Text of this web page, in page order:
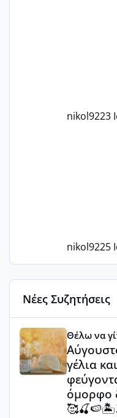
nikol9223
nikol9225
Νέες Συζητήσεις
Αύγουστος ήρθε
Θέλω να
γέλια
όμορφο